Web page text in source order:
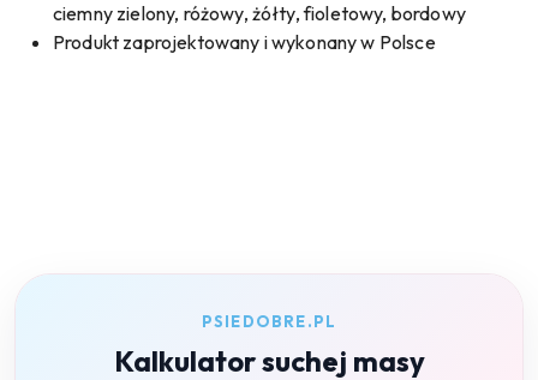
ciemny zielony, różowy, żółty, fioletowy, bordowy
Produkt zaprojektowany i wykonany w Polsce
PSIEDOBRE.PL
Kalkulator suchej masy